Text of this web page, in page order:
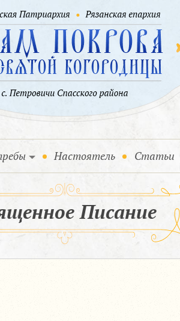
Настоятель Статьи
Писание